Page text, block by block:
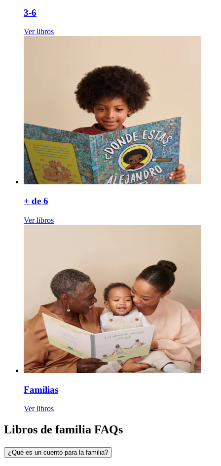
3-6
Ver libros
+ de 6
Ver libros
Familias
Ver libros
Libros de familia FAQs
¿Qué es un cuento para la familia?